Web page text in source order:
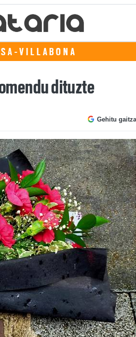
VILLABONA
dituzte
Gehitu